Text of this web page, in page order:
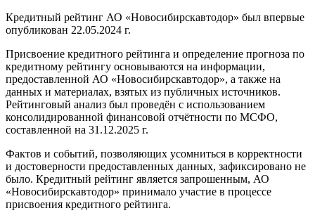
Кредитный рейтинг АО «Новосибирскавтодор» был впервые
опубликован 22.05.2024 г.
Присвоение кредитного рейтинга и определение прогноза по
кредитному рейтингу основываются на информации,
предоставленной АО «Новосибирскавтодор», а также на
данных и материалах, взятых из публичных источников.
Рейтинговый анализ был проведён с использованием
консолидированной финансовой отчётности по МСФО,
составленной на 31.12.2025 г.
Фактов и событий, позволяющих усомниться в корректности
и достоверности предоставленных данных, зафиксировано не
было. Кредитный рейтинг является запрошенным, АО
«Новосибирскавтодор» принимало участие в процессе
присвоения кредитного рейтинга.